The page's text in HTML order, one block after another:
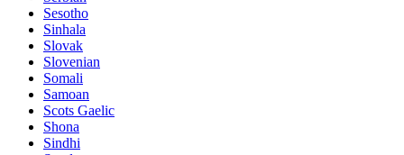
Sesotho
Sinhala
Slovak
Slovenian
Somali
Samoan
Scots Gaelic
Shona
Sindhi